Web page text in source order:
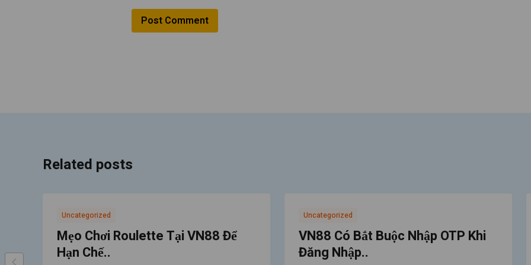
Related posts
Uncategorized
Mẹo Chơi Roulette Tại VN88 Để
Hạn Chế..
Uncategorized
VN88 Có Bắt Buộc Nhập OTP Khi
Đăng Nhập..